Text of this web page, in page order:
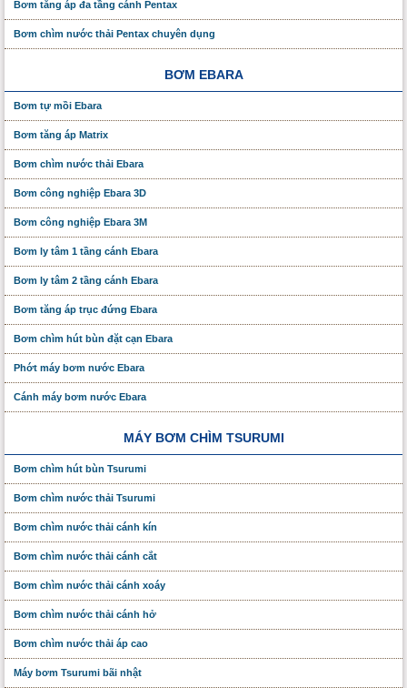
Bơm tăng áp đa tầng cánh Pentax
Bơm chìm nước thải Pentax chuyên dụng
BƠM EBARA
Bơm tự mồi Ebara
Bơm tăng áp Matrix
Bơm chìm nước thải Ebara
Bơm công nghiệp Ebara 3D
Bơm công nghiệp Ebara 3M
Bơm ly tâm 1 tầng cánh Ebara
Bơm ly tâm 2 tầng cánh Ebara
Bơm tăng áp trục đứng Ebara
Bơm chìm hút bùn đặt cạn Ebara
Phớt máy bơm nước Ebara
Cánh máy bơm nước Ebara
MÁY BƠM CHÌM TSURUMI
Bơm chìm hút bùn Tsurumi
Bơm chìm nước thải Tsurumi
Bơm chìm nước thải cánh kín
Bơm chìm nước thải cánh cắt
Bơm chìm nước thải cánh xoáy
Bơm chìm nước thải cánh hở
Bơm chìm nước thải áp cao
Máy bơm Tsurumi bãi nhật